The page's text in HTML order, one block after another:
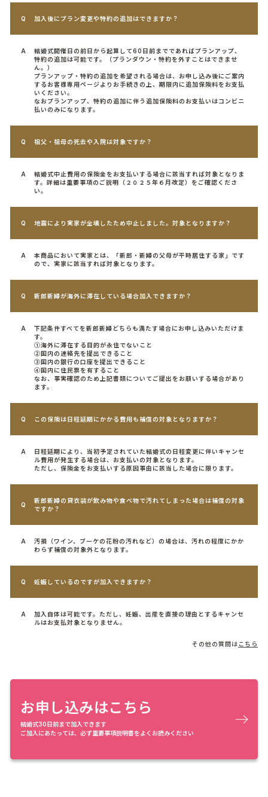
加入後にプラン変更や特約の追加はできますか？
結婚式開催日の前日から起算して60日前までであればプランアップ、
特約の追加は可能です。（プランダウン・特約を外すことはできませ
ん。）
プランアップ・特約の追加を希望される場合は、お申し込み後にご案内
するお客様専用ページよりお手続きの上、期限内に追加保険料をお支払
いください。
なおプランアップ、特約の追加に伴う追加保険料のお支払いはコンビニ
払いのみになります。
祖父・祖母の死去や入院は対象ですか？
結婚式中止費用の保険金をお支払いする場合に該当すれば対象となりま
す。詳細は重要事項のご説明（２０２５年６月改定）をご確認くださ
い。
地震により実家が全壊したため中止しました。対象となりますか？
本商品において実家とは、「新郎・新婦の父母が平時居住する家」です
ので、実家に該当すれば対象となります。
新郎新婦が海外に滞在している場合加入できますか？
下記条件すべてを新郎新婦どちらも満たす場合にお申し込みいただけま
す。
①海外に滞在する目的が永住でないこと
②国内の連絡先を提出できること
③国内の銀行の口座を提出できること
④国内に住民票を有すること
なお、事実確認のため上記書類についてご提出をお願いする場合があり
ます。
この保険は日程延期にかかる費用も補償の対象となりますか？
日程延期により、当初予定されていた結婚式の日程変更に伴いキャンセ
ル費用が発生する場合は、お支払いの対象となります。
ただし、保険金をお支払いする原因事由に該当した場合に限ります。
新郎新婦の貸衣装が飲み物や食べ物で汚れてしまった場合は補償の対象
ですか？
汚損（ワイン、ブーケの花粉の汚れなど）の場合は、汚れの程度にかか
わらず補償の対象外となります。
妊娠しているのですが加入できますか？
加入自体は可能です。ただし、妊娠、出産を直接の理由とするキャンセ
ルはお支払対象となりません。
その他の質問は こちら
お申し込みはこちら
結婚式30日前まで加入できます
ご加入にあたっては、必ず重要事項説明書をよくお読みください